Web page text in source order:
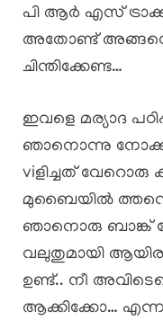
പി ആർ എസ് ട്രാക്ക്
അതോണ്ട്
ചിന്തിക്കേണ്ട…
ഇവളെ മര്യാദ
ഞാനൊന്നു
viളിച്ചത്
മുബൈയിൽ
ഞാനൊരു ബാങ്ക്
വലുതുമായി
ഉണ്ട്.. നീ
ആക്കിക്കോ…